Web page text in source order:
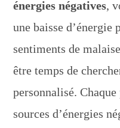
énergies négatives,
une baisse d’énergie
sentiments de
être temps de
personnalisé.
sources d’énergies